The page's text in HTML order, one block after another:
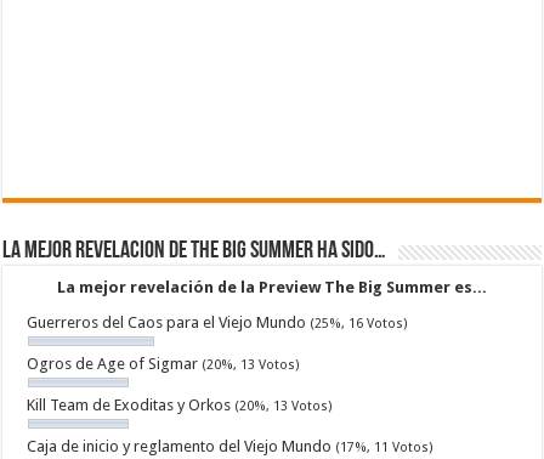
La mejor revelacion de The Big Summer ha sido…
La mejor revelación de la Preview The Big Summer es...
Guerreros del Caos para el Viejo Mundo (25%, 16 Votos)
Ogros de Age of Sigmar (20%, 13 Votos)
Kill Team de Exoditas y Orkos (20%, 13 Votos)
Caja de inicio y reglamento del Viejo Mundo (17%, 11 Votos)